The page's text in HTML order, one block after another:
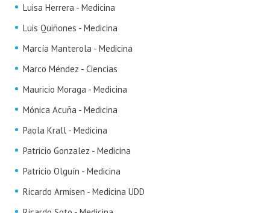
Luisa Herrera - Medicina
Luis Quiñones - Medicina
Marcía Manterola - Medicina
Marco Méndez - Ciencias
Mauricio Moraga - Medicina
Mónica Acuña - Medicina
Paola Krall - Medicina
Patricio Gonzalez - Medicina
Patricio Olguín - Medicina
Ricardo Armisen - Medicina UDD